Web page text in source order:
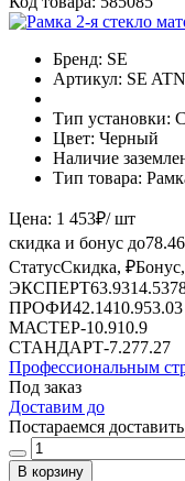
Бренд: SE
Артикул: SE
Тип установки:
Цвет: Черный
Наличие
Тип товара:
Цена: 1 453₽/ шт
скидка и бонус до78.46
СтатусСкидка, ₽
ЭКСПЕРТ63.9314.53
ПРОФИ42.1410.953.03
МАСТЕР-10.910.9
СТАНДАРТ-7.277.27
Профессиональным
Под заказ
Доставим до
Постараемся
В корзину